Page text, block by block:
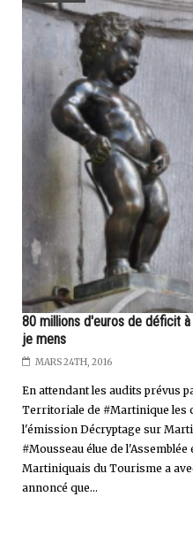
80 millions d'euros de déficit
je mens
MARS 24TH, 2016
En attendant les audits prévus
Territoriale de #Martinique les
l'émission Décryptage sur
#Mousseau élue de
Martiniquais du Tourisme a
annoncé que...